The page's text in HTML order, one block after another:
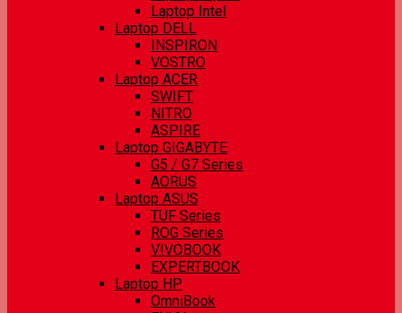
Laptop Intel
Laptop DELL
INSPIRON
VOSTRO
Laptop ACER
SWIFT
NITRO
ASPIRE
Laptop GIGABYTE
G5 / G7 Series
AORUS
Laptop ASUS
TUF Series
ROG Series
VIVOBOOK
EXPERTBOOK
Laptop HP
OmniBook